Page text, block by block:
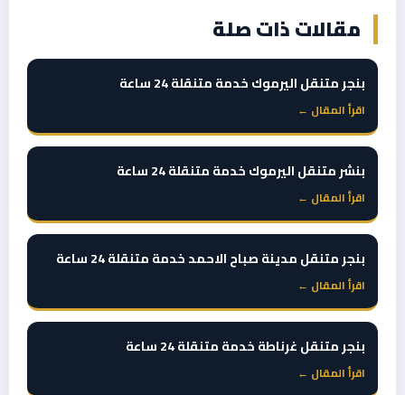
مقالات ذات صلة
بنجر متنقل اليرموك خدمة متنقلة 24 ساعة
اقرأ المقال ←
بنشر متنقل اليرموك خدمة متنقلة 24 ساعة
اقرأ المقال ←
بنجر متنقل مدينة صباح الاحمد خدمة متنقلة 24 ساعة
اقرأ المقال ←
بنجر متنقل غرناطة خدمة متنقلة 24 ساعة
اقرأ المقال ←